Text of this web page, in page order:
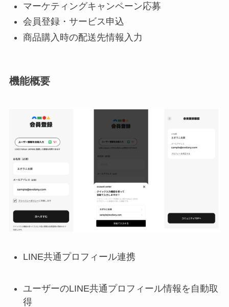
マーケティングキャンペーン応募
会員登録・サービス申込
商品購入時の配送先情報入力
機能概要
LINE共通プロフィール連携
ユーザーのLINE共通プロフィール情報を自動取
得